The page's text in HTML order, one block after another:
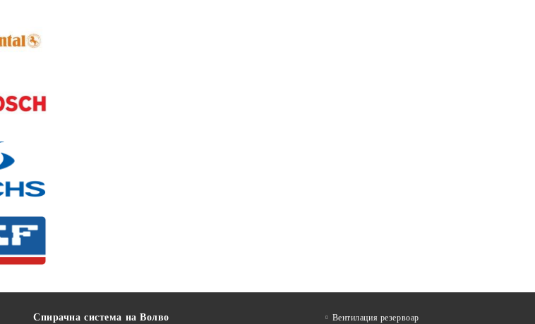
Спирачна система на Волво
Вентилация резервоар